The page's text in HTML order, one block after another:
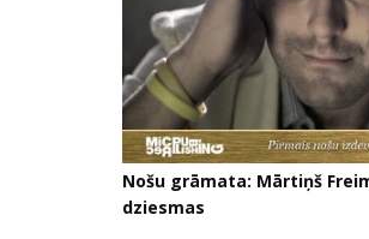
Nošu grāmata: Mārtiņš
dziesmas